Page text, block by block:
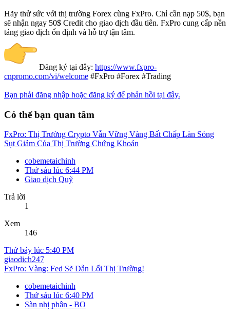
Hãy thử sức với thị trường Forex cùng FxPro. Chỉ cần nạp 50$, bạn
sẽ nhận ngay 50$ Credit cho giao dịch đầu tiên. FxPro cung cấp nền
tảng giao dịch ổn định và hỗ trợ tận tâm.
Đăng ký tại đây: https://www.fxpro-
cnpromo.com/vi/welcome #FxPro #Forex #Trading
Bạn phải đăng nhập hoặc đăng ký để phản hồi tại đây.
Có thể bạn quan tâm
FxPro: Thị Trường Crypto Vẫn Vững Vàng Bất Chấp Làn Sóng
Sụt Giảm Của Thị Trường Chứng Khoán
cobemetaichinh
Thứ sáu lúc 6:44 PM
Giao dịch Quỹ
Trả lời
1
Xem
146
Thứ bảy lúc 5:40 PM
giaodich247
FxPro: Vàng: Fed Sẽ Dẫn Lối Thị Trường!
cobemetaichinh
Thứ sáu lúc 6:40 PM
Sàn nhị phân - BO